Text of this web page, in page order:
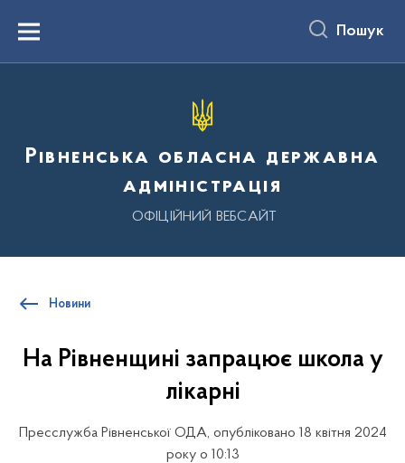
вмістуMenu Пошук
Рівненська обласна державна
адміністрація
ОФІЦІЙНИЙ ВЕБСАЙТ
Новини
На Рівненщині запрацює школа у
лікарні
Пресслужба Рівненської ОДА, опубліковано 18 квітня 2024
року о 10:13